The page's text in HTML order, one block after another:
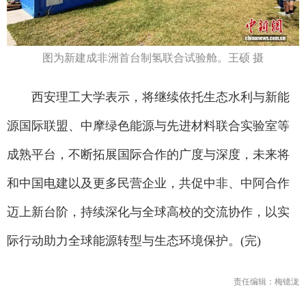
图为新建成非洲首台制氢联合试验舱。王硕 摄
西安理工大学表示，将继续依托生态水利与新能
源国际联盟、中摩绿色能源与先进材料联合实验室等
成熟平台，不断拓展国际合作的广度与深度，未来将
和中国电建以及更多民营企业，共促中非、中阿合作
迈上新台阶，持续深化与全球高校的交流协作，以实
际行动助力全球能源转型与生态环境保护。(完)
责任编辑：梅镱泷